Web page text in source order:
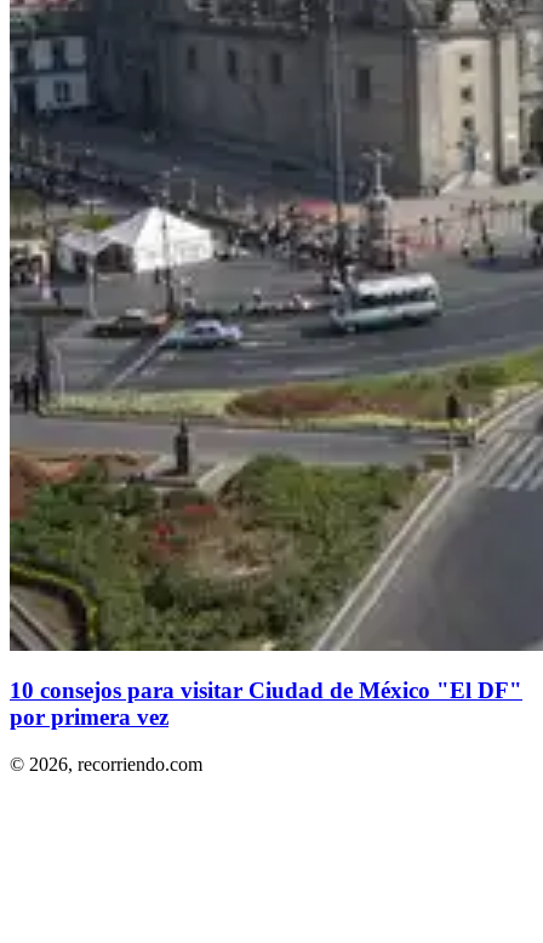
10 consejos para visitar Ciudad de México "El DF"
por primera vez
© 2026, recorriendo.com